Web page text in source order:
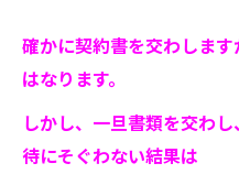
確かに契約書を交わしま
はなります。
しかし、一旦書類を交わ
待にそぐわない結果は